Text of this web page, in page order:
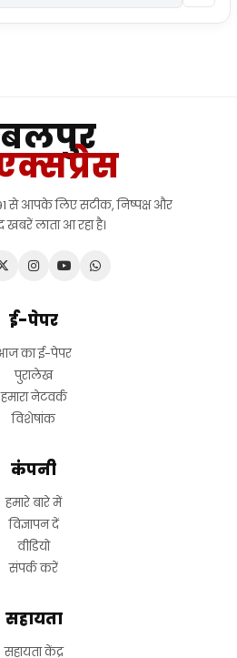
से आपके लिए सटीक, निष्पक्ष और
खबरें लाता आ रहा है।
ई-पेपर
का ई-पेपर
पुरालेख
हमारा नेटवर्क
विशेषांक
कंपनी
हमारे बारे में
विज्ञापन दें
वीडियो
संपर्क करें
सहायता
सहायता केंद्र